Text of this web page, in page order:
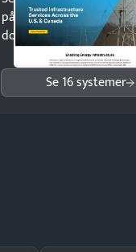
på minutter og mist
dokumenter.
Se 16 systemer